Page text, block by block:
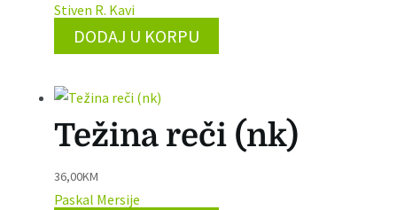
Stiven R. Kavi
DODAJ U KORPU
Težina reči (nk)
36,00KM
Paskal Mersije